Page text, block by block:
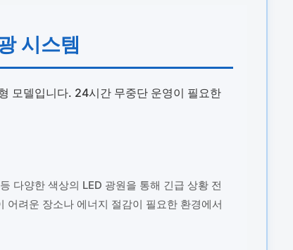
시스템
모델입니다. 24시간 무중단 운영이 필요한
다양한 색상의 LED 광원을 통해 긴급 상황 전
려운 장소나 에너지 절감이 필요한 환경에서